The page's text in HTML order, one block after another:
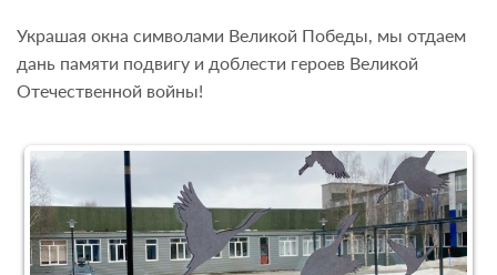
Украшая окна символами Великой Победы, мы отдаем
дань памяти подвигу и доблести героев Великой
Отечественной войны!